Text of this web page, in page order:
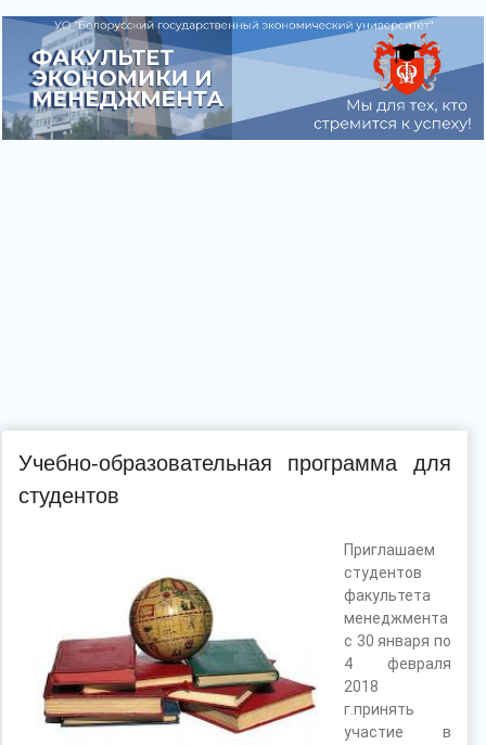
Учебно-образовательная программа для
студентов
Приглашаем
студентов
факультета
менеджмента
с 30 января по
4 февраля
2018
г.принять
участие в